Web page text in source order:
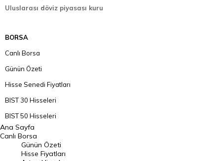
Uluslarası döviz piyasası kuru
BORSA
Canlı Borsa
Günün Özeti
Hisse Senedi Fiyatları
BIST 30 Hisseleri
BIST 50 Hisseleri
BIST 100 Hisseleri
En Çok Artan Hisseler
Ana Sayfa
Canlı Borsa
Günün Özeti
Hisse Fiyatları